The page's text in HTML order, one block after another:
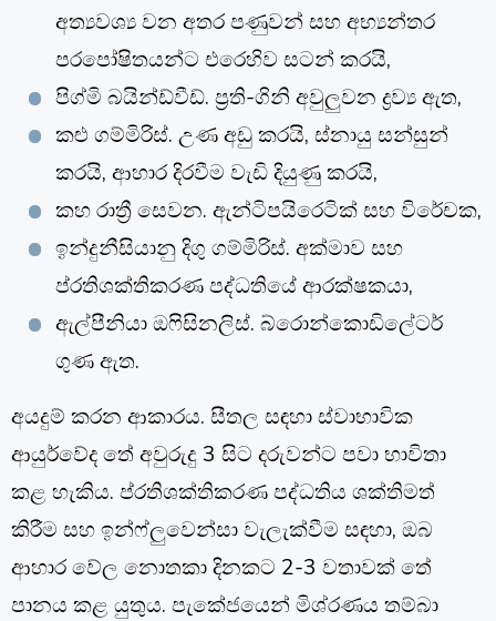
අත්‍යවශ්‍ය වන අතර පණුවන් සහ අභ්‍යන්තර
පරපෝෂිතයන්ට එරෙහිව සටන් කරයි,
පිග්මි බයින්ඩ්වීඩ්. ප්‍රති-ගිනි අවුලුවන ද්‍රව්‍ය ඇත,
කළු ගම්මිරිස්. උණ අඩු කරයි, ස්නායු සන්සුන්
කරයි, ආහාර දිරවීම වැඩි දියුණු කරයි,
කහ රාත්‍රී සෙවන. ඇන්ටිපයිරෙටික් සහ විරේචක,
ඉන්දුනීසියානු දිගු ගම්මිරිස්. අක්මාව සහ
ප්රතිශක්තිකරණ පද්ධතියේ ආරක්ෂකයා,
ඇල්පීනියා ඔෆිසිනලිස්. බ්රොන්කොඩිලේටර්
ගුණ ඇත.
අයදුම් කරන ආකාරය. සීතල සඳහා ස්වාභාවික
ආයුර්වේද තේ අවුරුදු 3 සිට දරුවන්ට පවා භාවිතා
කළ හැකිය. ප්රතිශක්තිකරණ පද්ධතිය ශක්තිමත්
කිරීම සහ ඉන්ෆ්ලුවෙන්සා වැලැක්වීම සඳහා, ඔබ
ආහාර වේල නොතකා දිනකට 2-3 වතාවක් තේ
පානය කළ යුතුය. පැකේජයෙන් මිශ්රණය තම්බා